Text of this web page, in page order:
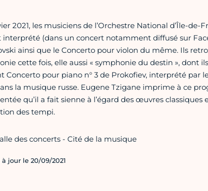
2021, les musiciens de l’Orchestre National d’Île-de-
interprété (dans un concert notamment diffusé sur
ainsi que le Concerto pour violon du même. Ils
cette fois, elle aussi « symphonie du destin », dont
Concerto pour piano n° 3 de Prokofiev, interprété par
la musique russe. Eugene Tzigane imprime à ce
qu’il a fait sienne à l’égard des œuvres
des tempi.
des concerts - Cité de la musique
à jour le 20/09/2021